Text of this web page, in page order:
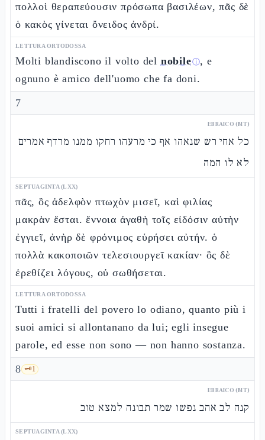
πολλοὶ θεραπεύουσιν πρόσωπα βασιλέων, πᾶς δὲ
ὁ κακὸς γίνεται ὄνειδος ἀνδρί.
LETTURA ORTODOSSA
Molti blandiscono il volto del nobileⓘ, e
ognuno è amico dell'uomo che fa doni.
7
EBRAICO (MT)
כל אחי רש שנאהו אף כי מרעהו רחקו ממנו מרדף אמרים
לא לו המה
SEPTUAGINTA (LXX)
πᾶς, ὃς ἀδελφὸν πτωχὸν μισεῖ, καὶ φιλίας
μακρὰν ἔσται. ἔννοια ἀγαθὴ τοῖς εἰδόσιν αὐτὴν
ἐγγιεῖ, ἀνὴρ δὲ φρόνιμος εὑρήσει αὐτήν. ὁ
πολλὰ κακοποιῶν τελεσιουργεῖ κακίαν· ὃς δὲ
ἐρεθίζει λόγους, οὐ σωθήσεται.
LETTURA ORTODOSSA
Tutti i fratelli del povero lo odiano, quanto più i
suoi amici si allontanano da lui; egli insegue
parole, ed esse non sono — non hanno sostanza.
8 🗝️1
EBRAICO (MT)
קנה לב אהב נפשו שמר תבונה למצא טוב
SEPTUAGINTA (LXX)